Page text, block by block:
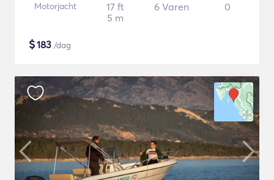
Motorjacht
17 ft
5 m
6 Varen 0
$183 /dag